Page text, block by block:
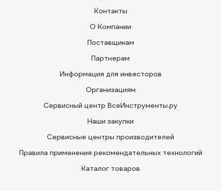
Контакты
О Компании
Поставщикам
Партнерам
Информация для инвесторов
Организациям
Сервисный центр ВсеИнструменты.ру
Наши закупки
Сервисные центры производителей
Правила применения рекомендательных технологий
Каталог товаров